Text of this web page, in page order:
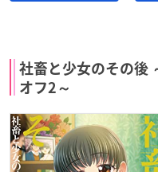
社畜と少女のその後
オフ2～